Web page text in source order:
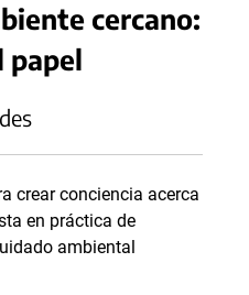
cercano:
papel
crear conciencia acerca
en práctica de
ambiental